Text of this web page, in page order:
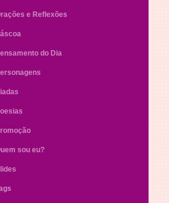
e Reflexões
do Dia
sou eu?